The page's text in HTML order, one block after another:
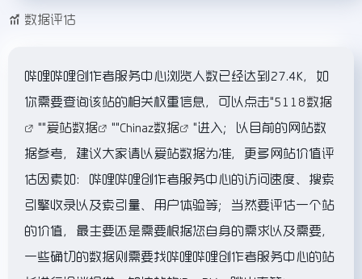
数据评估
哔哩哔哩创作者服务中心浏览人数已经达到27.4K，如
你需要查询该站的相关权重信息，可以点击"5118数据
""爱站数据 ""Chinaz数据
"进入；以目前的网站数
据参考，建议大家请以爱站数据为准，更多网站价值评
估因素如：哔哩哔哩创作者服务中心的访问速度、搜索
引擎收录以及索引量、用户体验等；当然要评估一个站
的价值，最主要还是需要根据您自身的需求以及需要，
一些确切的数据则需要找哔哩哔哩创作者服务中心的站